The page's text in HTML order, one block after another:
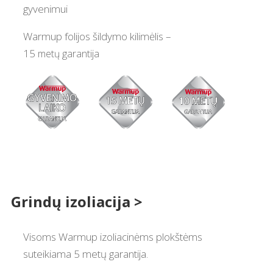
gyvenimui
Warmup folijos šildymo kilimėlis –
15 metų garantija
Grindų izoliacija >
Visoms Warmup izoliacinėms plokštėms
suteikiama 5 metų garantija.